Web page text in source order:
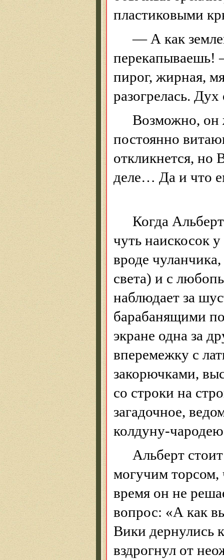
пластиковыми
— А как
перекапываешь!
пирог, жирная,
разогрелась.
Возможно, он
постоянно
откликнется, но
деле… Да и что
Когда
чуть наискосок
вроде
света) и с
наблюдает за
барабанящими
экране одна за
вперемежку с
закорючками,
со строки на
загадочное,
колдуну-
Альберт
могучим торсом,
время он не
вопрос: «А как
Вики дернулись
вздрогнул от